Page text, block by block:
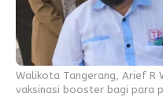
Walikota Tangerang, Arief R
vaksinasi booster bagi para